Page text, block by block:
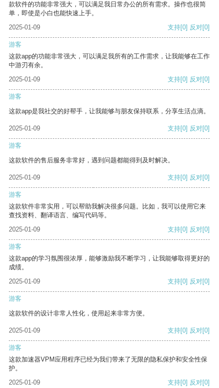
款软件的功能非常强大，可以满足我日常办公的所有需求。操作也很简
单，即使是小白也能快速上手。
2025-01-09
支持[0] 反对[0]
游客
这款app的功能非常强大，可以满足我所有的工作需求，让我能够在工作
中游刃有余。
2025-01-09
支持[0] 反对[0]
游客
这款app是我社交的好帮手，让我能够与朋友保持联系，分享生活点滴。
2025-01-09 支持[0] 反对[0]
游客
这款软件的售后服务非常好，遇到问题都能得到及时解决。
2025-01-09 支持[0] 反对[0]
游客
这款软件非常实用，可以帮助我解决很多问题。比如，我可以使用它来
查找资料、翻译语言、编写代码等。
2025-01-09
支持[0] 反对[0]
游客
这款app的学习氛围很浓厚，能够激励我不断学习，让我能够取得更好的
成绩。
2025-01-09
支持[0] 反对[0]
游客
这款软件的设计非常人性化，使用起来非常方便。
2025-01-09 支持[0] 反对[0]
游客
这款加速器VPM应用程序已经为我们带来了无限的隐私保护和安全性保
护。
2025-01-09
支持[0] 反对[0]